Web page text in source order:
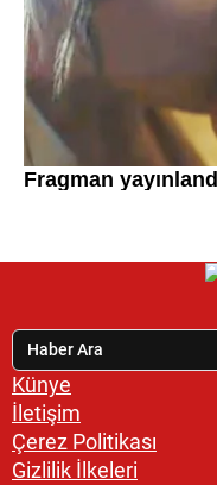
Künye
İletişim
Çerez Politikası
Gizlilik İlkeleri